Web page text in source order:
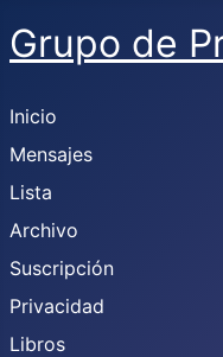
Grupo de
Inicio
Mensajes
Lista
Archivo
Suscripción
Privacidad
Libros